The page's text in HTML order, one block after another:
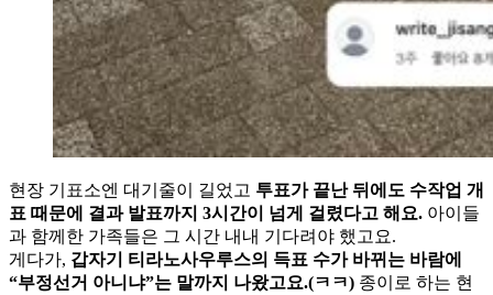
현장 기표소엔 대기줄이 길었고 투표가 끝난 뒤에도 수작업 개
표 때문에 결과 발표까지 3시간이 넘게 걸렸다고 해요. 아이들
과 함께한 가족들은 그 시간 내내 기다려야 했고요.
게다가, 갑자기 티라노사우루스의 득표 수가 바뀌는 바람에
“부정선거 아니냐”는 말까지 나왔고요.(ㅋㅋ) 종이로 하는 현